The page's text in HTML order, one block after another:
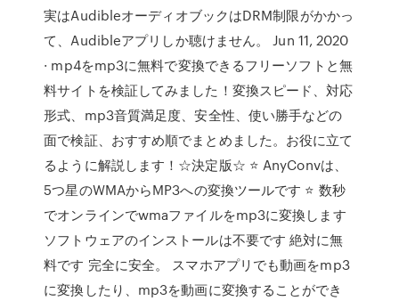
実はAudibleオーディオブックはDRM制限がかかっ
て、Audibleアプリしか聴けません。 Jun 11, 2020
· mp4をmp3に無料で変換できるフリーソフトと無
料サイトを検証してみました！変換スピード、対応
形式、mp3音質満足度、安全性、使い勝手などの
面で検証、おすすめ順でまとめました。お役に立て
るように解説します！☆決定版☆ ⭐ AnyConvは、
5つ星のWMAからMP3への変換ツールです ⭐ 数秒
でオンラインでwmaファイルをmp3に変換します
ソフトウェアのインストールは不要です 絶対に無
料です 完全に安全。 スマホアプリでも動画をmp3
に変換したり、mp3を動画に変換することができ